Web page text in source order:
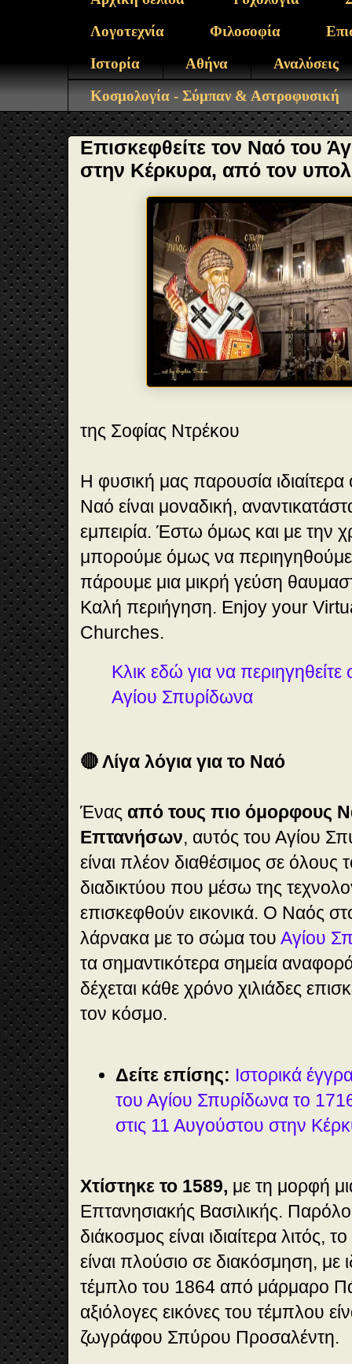
Λογοτεχνία
Φιλοσοφία
Ιστορία
Αθήνα
Αναλύσεις
Κοσμολογία - Σύμπαν & Αστροφυσική
Επισκεφθείτε τον Ναό του
στην Κέρκυρα, από τον
της Σοφίας Ντρέκου
H φυσική μας παρουσία ιδιαίτερα
Ναό είναι μοναδική,
εμπειρία. Έστω όμως και με την
μπορούμε όμως να περιηγηθούμε
πάρουμε μια μικρή γεύση
Καλή περιήγηση. Enjoy your
Churches.
Κλικ εδώ για να
Αγίου Σπυρίδωνα
🔴 Λίγα λόγια για το Ναό
Ένας από τους πιο όμορφους
Επτανήσων, αυτός του Αγίου
είναι πλέον διαθέσιμος σε όλους
διαδικτύου που μέσω της
επισκεφθούν εικονικά. Ο Ναός
λάρνακα με το σώμα του Αγίου
τα σημαντικότερα σημεία
δέχεται κάθε χρόνο χιλιάδες
τον κόσμο.
Δείτε επίσης: Ιστορικά
του Αγίου Σπυρίδωνα το 1716
στις 11 Αυγούστου στην
Χτίστηκε το 1589, με τη μορφή
Επτανησιακής Βασιλικής. Παρόλο
διάκοσμος είναι ιδιαίτερα λιτός,
είναι πλούσιο σε διακόσμηση, με
τέμπλο του 1864 από μάρμαρο
αξιόλογες εικόνες του τέμπλου
ζωγράφου Σπύρου Προσαλέντη.